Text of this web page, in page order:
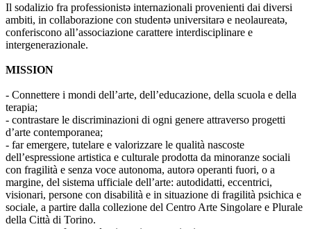
Il sodalizio fra professionistə internazionali provenienti dai diversi
ambiti, in collaborazione con studentə universitarə e neolaureatə,
conferiscono all’associazione carattere interdisciplinare e
intergenerazionale.
MISSION
- Connettere i mondi dell’arte, dell’educazione, della scuola e della
terapia;
- contrastare le discriminazioni di ogni genere attraverso progetti
d’arte contemporanea;
- far emergere, tutelare e valorizzare le qualità nascoste
dell’espressione artistica e culturale prodotta da minoranze sociali
con fragilità e senza voce autonoma, autorə operanti fuori, o a
margine, del sistema ufficiale dell’arte: autodidatti, eccentrici,
visionari, persone con disabilità e in situazione di fragilità psichica e
sociale, a partire dalla collezione del Centro Arte Singolare e Plurale
della Città di Torino.